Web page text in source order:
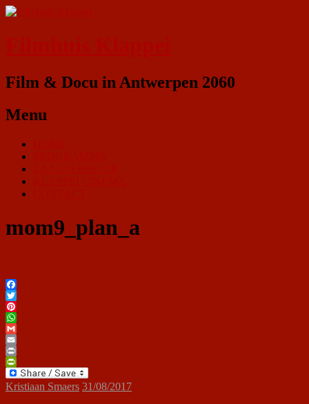
Film & Docu in Antwerpen 2060
Menu
mom9_plan_a
Facebook
Twitter
Pinterest
WhatsApp
Gmail
Email
Print
PrintFriendly
Kristiaan Smaers 31/08/2017